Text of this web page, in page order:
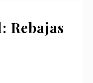
Rebajas